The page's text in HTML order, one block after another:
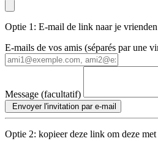
Optie 1: E-mail de link naar je
E-mails de vos amis (séparés par une
Message (facultatif)
Envoyer l'invitation par e-mail
Optie 2: kopieer deze link om deze